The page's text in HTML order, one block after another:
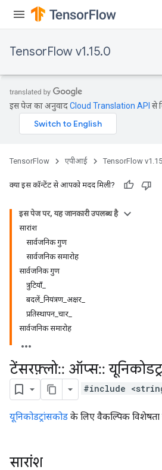
TensorFlow v1.15.0
इस पेज का अनुवादCloud Translation API से
TensorFlow एपीआई TensorFlow
क्या इस कॉन्टेंट से आपको मदद मिली?
इस पेज पर, यह जानकारी उपलब्ध है
सारांश
सार्वजनिक गुण
सार्वजनिक समारोह
सार्वजनिक गुण
त्रुटियाँ_
बदलें_नियंत्रण_अक्षर_
प्रतिस्थापन_चार_
सार्वजनिक समारोह
टेंसरफ़्लो:: ऑप्स::
#include
यूनिकोडट्रांसकोड के लिए वैकल्पिक विशेषता
सारांश